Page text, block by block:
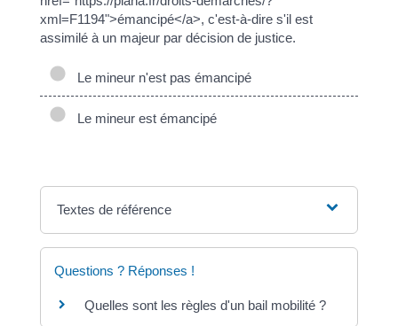
xml=F1194">émancipé</a>, c'est-à-dire s'il est
assimilé à un majeur par décision de justice.
Le mineur n'est pas émancipé
Le mineur est émancipé
Textes de référence
Questions ? Réponses !
Quelles sont les règles d'un bail mobilité ?